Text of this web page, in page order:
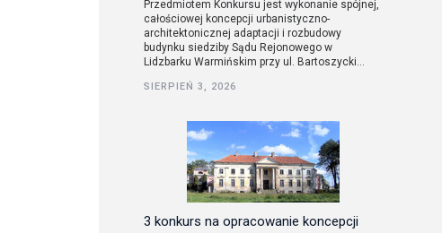
Przedmiotem Konkursu jest wykonanie spójnej,
całościowej koncepcji urbanistyczno-
architektonicznej adaptacji i rozbudowy
budynku siedziby Sądu Rejonowego w
Lidzbarku Warmińskim przy ul. Bartoszycki...
SIERPIEŃ 3, 2026
3 konkurs na opracowanie koncepcji